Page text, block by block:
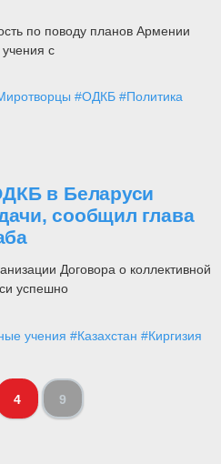
по поводу планов Армении
с
#ОДКБ #Политика
в Беларуси
сообщил глава
Договора о коллективной
успешно
учения #Казахстан #Киргизия
4 9